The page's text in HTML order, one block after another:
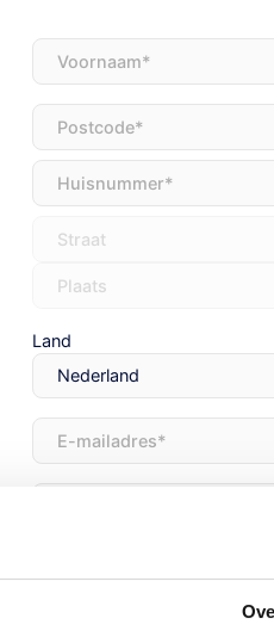
Voornaam (Vereist)
Adres
Land
E-
mailadres(Vereist)